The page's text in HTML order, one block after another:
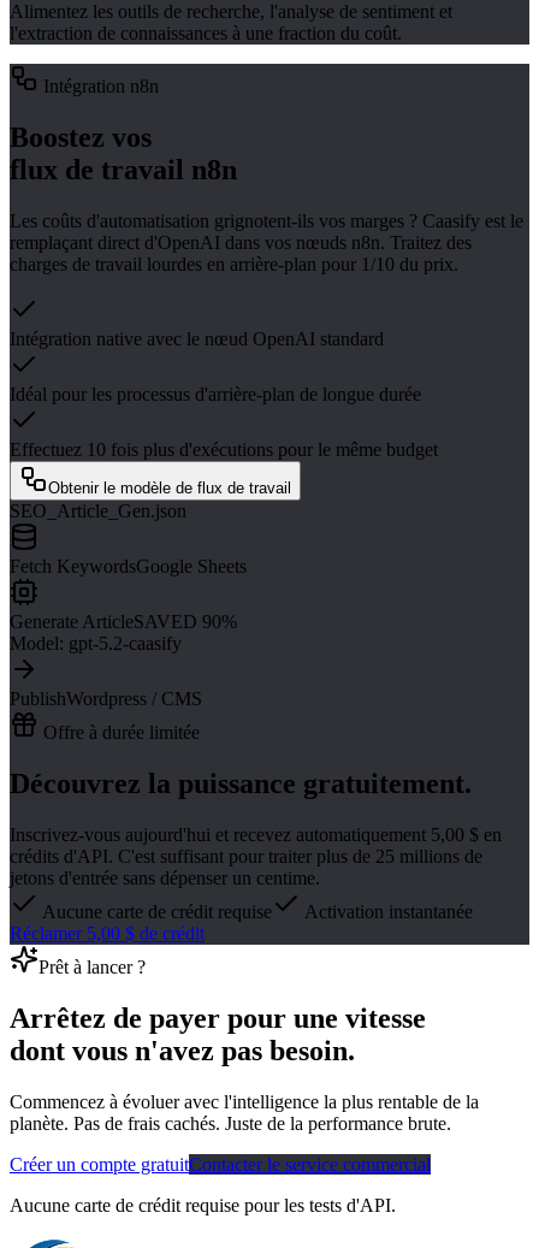
Alimentez les outils de recherche, l'analyse de sentiment et
l'extraction de connaissances à une fraction du coût.
Intégration n8n
Boostez vos
flux de travail n8n
Les coûts d'automatisation grignotent-ils vos marges ? Caasify est le
remplaçant direct d'OpenAI dans vos nœuds n8n. Traitez des
charges de travail lourdes en arrière-plan pour 1/10 du prix.
Intégration native avec le nœud OpenAI standard
Idéal pour les processus d'arrière-plan de longue durée
Effectuez 10 fois plus d'exécutions pour le même budget
Obtenir le modèle de flux de travail
SEO_Article_Gen.json
Fetch KeywordsGoogle Sheets
Generate ArticleSAVED 90%
Model: gpt-5.2-caasify
PublishWordpress / CMS
Offre à durée limitée
Découvrez la puissance gratuitement.
Inscrivez-vous aujourd'hui et recevez automatiquement 5,00 $ en
crédits d'API. C'est suffisant pour traiter plus de 25 millions de
jetons d'entrée sans dépenser un centime.
Aucune carte de crédit requise
Activation instantanée
Réclamer 5,00 $ de crédit
Prêt à lancer ?
Arrêtez de payer pour une vitesse
dont vous n'avez pas besoin.
Commencez à évoluer avec l'intelligence la plus rentable de la
planète. Pas de frais cachés. Juste de la performance brute.
Créer un compte gratuitContacter le service commercial
Aucune carte de crédit requise pour les tests d'API.